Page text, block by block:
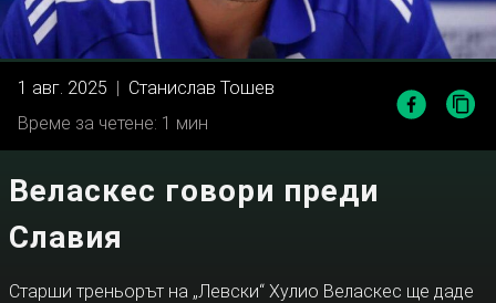
1 авг. 2025 | Станислав Тошев
Време за четене: 1 мин
Веласкес говори преди
Славия
Старши треньорът на „Левски“ Хулио Веласкес ще даде